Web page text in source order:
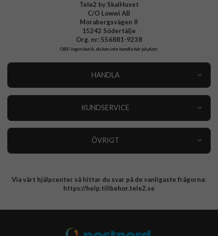
Tele2 by SkalHuset
C/O Lowwi AB
Morabergsvägen 8
15242 Södertälje
Org. nr: 556881-9238
OBS!Ingen butik, du kan inte handla här på plats
HANDLA
KUNDSERVICE
ÖVRIGT
Integritetspolicy
Via vårt hjälpcenter så hittar du svar på de vanligaste frågorna:
https://help.tillbehor.tele2.se